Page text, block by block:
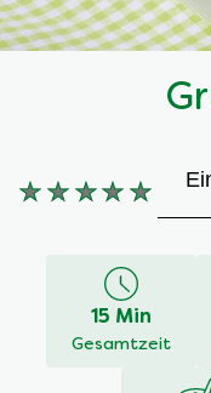
Keine
recipe
15 Min
Gesamtzeit